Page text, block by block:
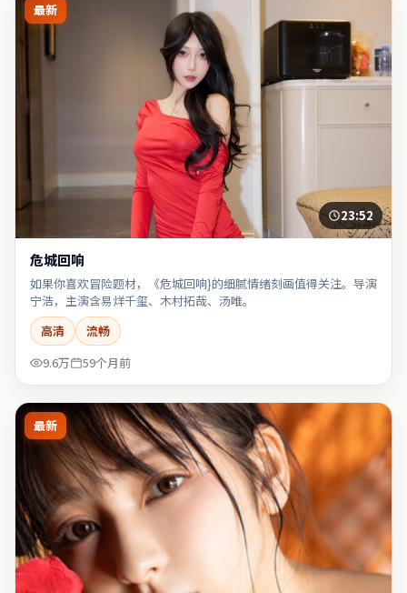
最新
23:52
危城回响
如果你喜欢冒险题材，《危城回响}的细腻情绪刻画值得关注。导演
宁浩，主演含易烊千玺、木村拓哉、汤唯。
高清
流畅
9.6万
59个月前
最新